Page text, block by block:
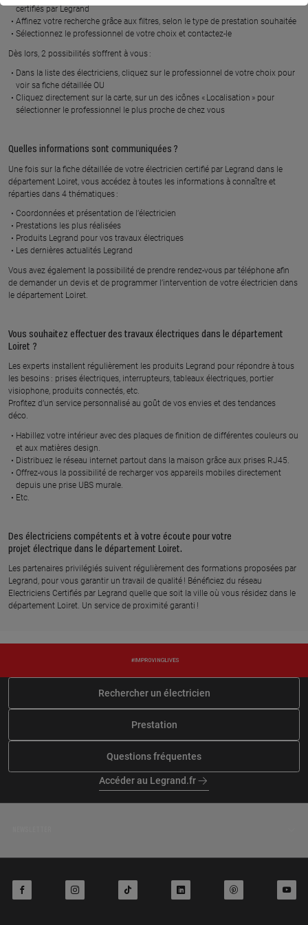
BRIARE
En savoir plus
En savoir plus
FLG ELECTRICITE
579 route de cercottes, 45520
GIDY
390 route de beaune, 45270
LADON
FPE
3 chemin du bois crottet, 45700
CHEVILLON S/ HUILLARD
En savoir plus
SOLAR TECHNIC ELEC
VILLEMANDEUR
NOCUS RICHARD
12 le bourg, 45230 AILLANT SUR
En savoir plus
IRD ELECTRICITE
En savoir plus
CHRISTOPHE PIERRONT
16 rue du marchais, 45300 LAAS
S ELEC
4 rue de la champagne, 45300
En savoir plus
YBE
3 place de la mairie, 45210 LA
En savoir plus En savoir plus
RAULT
45 le chesnoy, 45210 LA SELLE
En savoir plus
ESPACE SERVICE SYLVAIN
HAMARD
ABG ELEC
8 rue du cornu, 45300 ROUVRES
certifiés par Legrand
Affinez votre recherche grâce aux filtres, selon le type de prestation souhaitée
Sélectionnez le professionnel de votre choix et contactez-le
Dès lors, 2 possibilités s’offrent à vous :
Dans la liste des électriciens, cliquez sur le professionnel de votre choix pour
voir sa fiche détaillée OU
Cliquez directement sur la carte, sur un des icônes « Localisation » pour
sélectionner le professionnel le plus proche de chez vous
Quelles informations sont communiquées ?
Une fois sur la fiche détaillée de votre électricien certifié par Legrand dans le
département Loiret, vous accédez à toutes les informations à connaître et
réparties dans 4 thématiques :
Coordonnées et présentation de l’électricien
Prestations les plus réalisées
Produits Legrand pour vos travaux électriques
Les dernières actualités Legrand
Vous avez également la possibilité de prendre rendez-vous par téléphone afin
de demander un devis et de programmer l’intervention de votre électricien dans
le département Loiret.
Vous souhaitez effectuer des travaux électriques dans le département
Loiret ?
Les experts installent régulièrement les produits Legrand pour répondre à tous
les besoins : prises électriques, interrupteurs, tableaux électriques, portier
visiophone, produits connectés, etc.
Profitez d’un service personnalisé au goût de vos envies et des tendances
déco.
Habillez votre intérieur avec des plaques de finition de différentes couleurs ou
et aux matières design.
Distribuez le réseau internet partout dans la maison grâce aux prises RJ45.
Offrez-vous la possibilité de recharger vos appareils mobiles directement
depuis une prise UBS murale.
Etc.
Des électriciens compétents et à votre écoute pour votre
projet électrique dans le département Loiret.
Les partenaires privilégiés suivent régulièrement des formations proposées par
Legrand, pour vous garantir un travail de qualité ! Bénéficiez du réseau
Electriciens Certifiés par Legrand quelle que soit la ville où vous résidez dans le
département Loiret. Un service de proximité garanti !
Rechercher un électricien
Prestation
Questions fréquentes
Accéder au Legrand.fr
facebook instagram tiktok linkedin pinterest youtube